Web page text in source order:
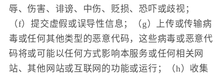
辱、伤害、诽谤、中伤、贬损、恐吓或歧视；
（f）提交虚假或误导性信息；（g）上传或传输病
毒或任何其他类型的恶意代码，这些病毒或恶意代
码将或可能以任何方式影响本服务或任何相关网
站、其他网站或互联网的功能或运行；（h）收集